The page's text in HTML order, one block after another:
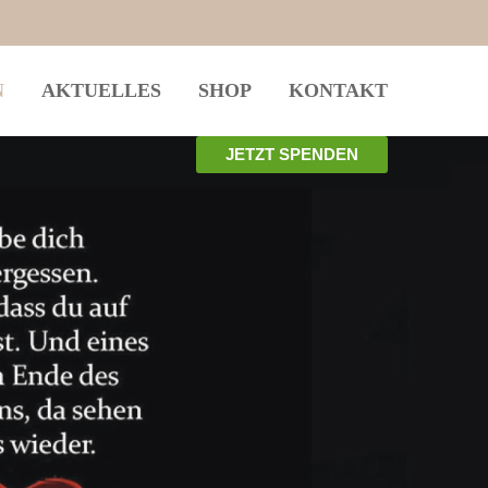
leider nicht.
AKTUELLES SHOP KONTAKT
JETZT SPENDEN